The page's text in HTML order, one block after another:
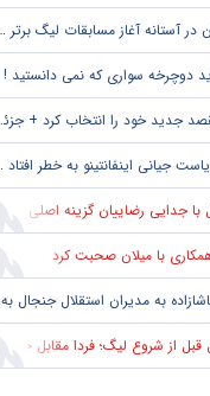
آستانه آغاز مسابقات لیگ برتر + جزئیات
جدید خود را انتخاب کرد + جزئیات
جیانی اینفانتینو به خطر افتاد !! + جزئیات
رضاییان گزینه اصلی دفاع راست این تیم
همکاری با میلان صحبت کرد
به مدیران استقلال جنجال به پا کرد
شروع لیگ؛ فردا مقابل حریف تدارکاتی